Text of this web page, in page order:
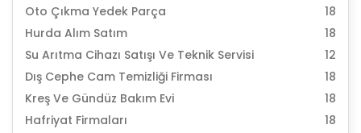
Oto Çıkma Yedek Parça
18
Hurda Alım Satım
18
Su Arıtma Cihazı Satışı Ve Teknik Servisi
12
Dış Cephe Cam Temizliği Firması
18
Kreş Ve Gündüz Bakım Evi
18
Hafriyat Firmaları
18